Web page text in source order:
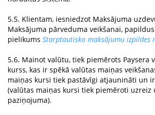
5.5. Klientam, iesniedzot Maksājuma
Maksājuma pārveduma veikšanai,
pielikums Starptautisko maksājumu izpildes
5.6. Mainot valūtu, tiek piemērots Paysera
kurss, kas ir spēkā valūtas maiņas
maiņas kursi tiek pastāvīgi atjaunināti un
(valūtas maiņas kursi tiek piemēroti uzreiz
paziņojuma).